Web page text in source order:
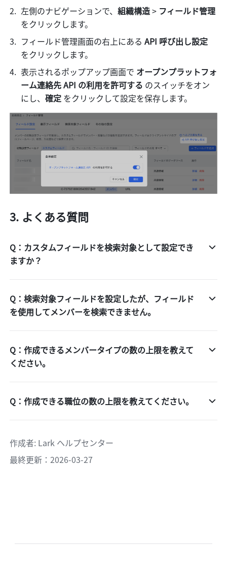
左側のナビゲーションで、組織構造 > フィールド管理
をクリックします。
フィールド管理画面の右上にある
をクリックします。
表示されるポップアップ画面で オープンプラットフォ
ーム連絡先 API の利用を許可する のスイッチをオン
にし、確定 をクリックして設定を保存します。
よくある質問
Q：カスタムフィールドを検索対象として設定でき
ますか？
Q：検索対象フィールドを設定したが、フィールド
を使用してメンバーを検索できません。
Q：作成できるメンバータイプの数の上限を教えて
ください。
Q：作成できる職位の数の上限を教えてください。
作成者: Lark ヘルプセンター
最終更新：2026-03-27